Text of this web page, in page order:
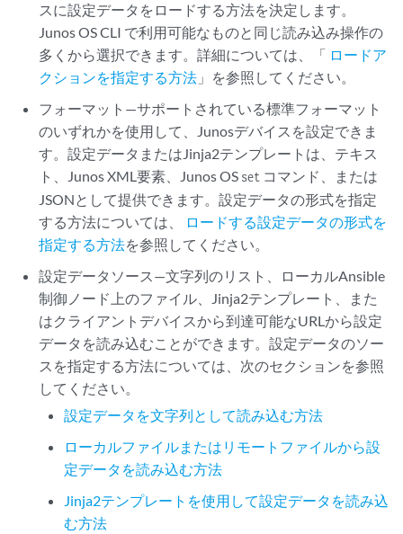
スに設定データをロードする方法を決定します。
Junos OS CLI で利用可能なものと同じ読み込み操作の
多くから選択できます。詳細については、「 ロードア
クションを指定する方法 」を参照してください。
フォーマット—サポートされている標準フォーマット
のいずれかを使用して、Junosデバイスを設定できま
す。設定データまたはJinja2テンプレートは、テキス
ト、Junos XML要素、Junos OS set コマンド、または
JSONとして提供できます。設定データの形式を指定
する方法については、
ロードする設定データの形式を
指定する方法を参照してください。
設定データソース—文字列のリスト、ローカルAnsible
制御ノード上のファイル、Jinja2テンプレート、また
はクライアントデバイスから到達可能なURLから設定
データを読み込むことができます。設定データのソー
スを指定する方法については、次のセクションを参照
してください。
設定データを文字列として読み込む方法
ローカルファイルまたはリモートファイルから設
定データを読み込む方法
Jinja2テンプレートを使用して設定データを読み込
む方法